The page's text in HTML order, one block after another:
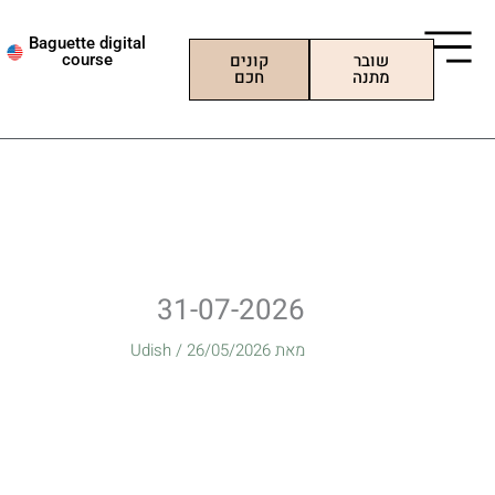
לתוכן
שובר
מתנה
קונים
חכם
Baguette digital
course
31-07-2026
מאת Udish/ 26/05/2026